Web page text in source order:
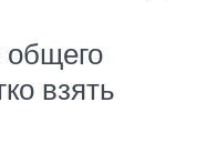
взять